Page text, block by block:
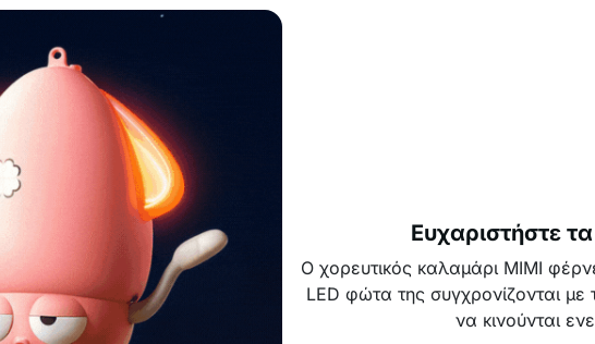
Ευχαριστήστε
Ο χορευτικός καλαμάρι MIMI
LED φώτα της συγχρονίζονται με
να κινούνται